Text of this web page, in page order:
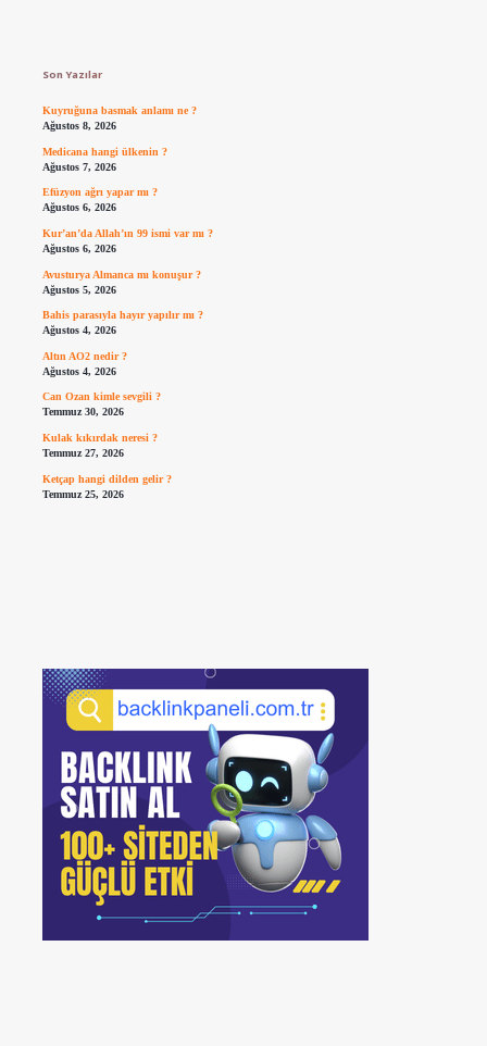
Son Yazılar
Kuyruğuna basmak anlamı ne ?
Ağustos 8, 2026
Medicana hangi ülkenin ?
Ağustos 7, 2026
Efüzyon ağrı yapar mı ?
Ağustos 6, 2026
Kur’an’da Allah’ın 99 ismi var mı ?
Ağustos 6, 2026
Avusturya Almanca mı konuşur ?
Ağustos 5, 2026
Bahis parasıyla hayır yapılır mı ?
Ağustos 4, 2026
Altın AO2 nedir ?
Ağustos 4, 2026
Can Ozan kimle sevgili ?
Temmuz 30, 2026
Kulak kıkırdak neresi ?
Temmuz 27, 2026
Ketçap hangi dilden gelir ?
Temmuz 25, 2026